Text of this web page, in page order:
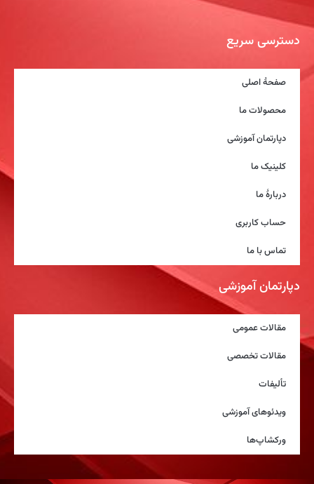
دسترسی سریع
صفحۀ اصلی
محصولات ما
دپارتمان آموزشی
کلینیک ما
دربارۀ ما
حساب کاربری
تماس با ما
دپارتمان آموزشی
مقالات عمومی
مقالات تخصصی
تألیفات
ویدئوهای آموزشی
ورکشاپ‌ها